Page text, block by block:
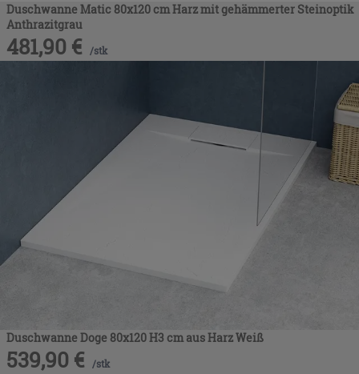
Duschwanne Matic 80x120 cm Harz mit gehämmerter Steinoptik
Anthrazitgrau
481,90 € /stk
Duschwanne Doge 80x120 H3 cm aus Harz Weiß
539,90 € /stk